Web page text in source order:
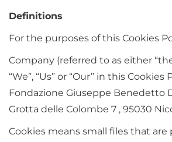
Definitions
For the purposes of this Cookies
Company (referred to as either
“We”, “Us” or “Our” in this Cookies
Fondazione Giuseppe Benedetto
Grotta delle Colombe 7 , 95030
Cookies means small files that are